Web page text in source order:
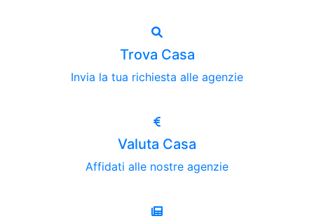
Trova Casa
Invia la tua richiesta alle agenzie
Valuta Casa
Affidati alle nostre agenzie